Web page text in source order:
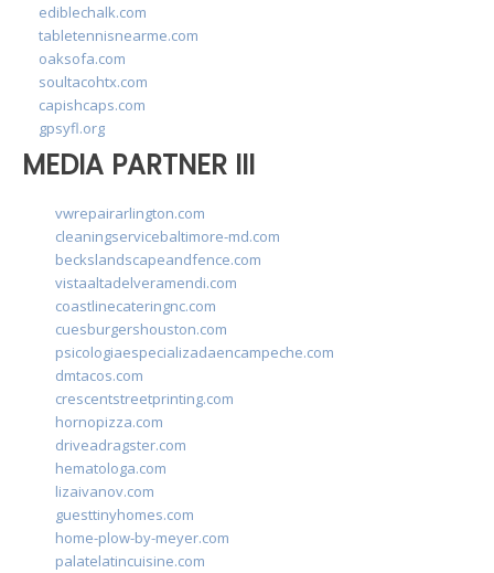
ediblechalk.com
tabletennisnearme.com
oaksofa.com
soultacohtx.com
capishcaps.com
gpsyfl.org
MEDIA PARTNER III
vwrepairarlington.com
cleaningservicebaltimore-md.com
beckslandscapeandfence.com
vistaaltadelveramendi.com
coastlinecateringnc.com
cuesburgershouston.com
psicologiaespecializadaencampeche.com
dmtacos.com
crescentstreetprinting.com
hornopizza.com
driveadragster.com
hematologa.com
lizaivanov.com
guesttinyhomes.com
home-plow-by-meyer.com
palatelatincuisine.com